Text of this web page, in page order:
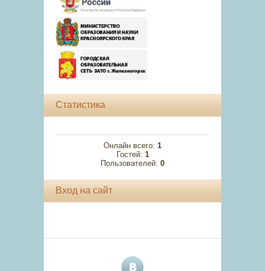
Статистика
Онлайн всего: 1
Гостей: 1
Пользователей: 0
Вход на сайт